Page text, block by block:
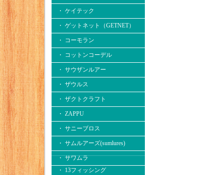
・ ケイテック
・ ゲットネット（GETNET）
・ コーモラン
・ コットンコーデル
・ サウザンルアー
・ ザウルス
・ ザクトクラフト
・ ZAPPU
・ サニーブロス
・ サムルアーズ(sumlures)
・ サワムラ
・ 13フィッシング